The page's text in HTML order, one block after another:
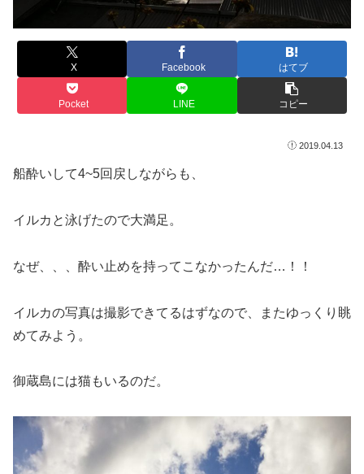
X Facebook はてブ
Pocket LINE コピー
2019.04.13
船酔いして4~5回戻しながらも、
イルカと泳げたので大満足。
なぜ、、、酔い止めを持ってこなかったんだ…！！
イルカの写真は撮影できてるはずなので、またゆっくり眺
めてみよう。
御蔵島には猫もいるのだ。